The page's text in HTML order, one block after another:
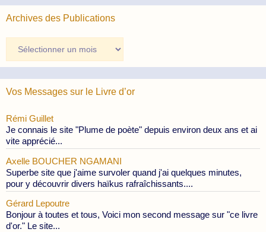
Archives des Publications
des
Publications
Vos Messages sur le Livre d’or
Rémi Guillet
Je connais le site "Plume de poète" depuis environ deux ans et ai
vite apprécié...
Axelle BOUCHER NGAMANI
Superbe site que j'aime survoler quand j'ai quelques minutes,
pour y découvrir divers haïkus rafraîchissants....
Gérard Lepoutre
Bonjour à toutes et tous, Voici mon second message sur "ce livre
d'or." Le site...